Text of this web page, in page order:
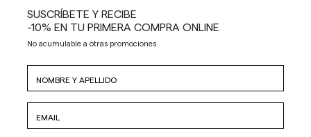
SUSCRÍBETE Y RECIBE
-10% EN TU PRIMERA COMPRA ONLINE
No acumulable a otras promociones